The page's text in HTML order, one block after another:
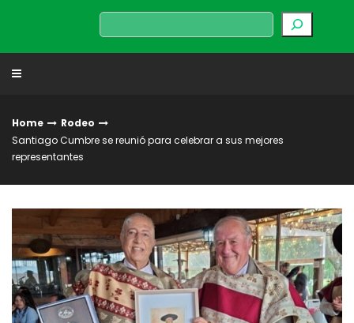
Buscar
Home
Rodeo
Santiago Cumbre se reunió para celebrar a sus mejores
representantes